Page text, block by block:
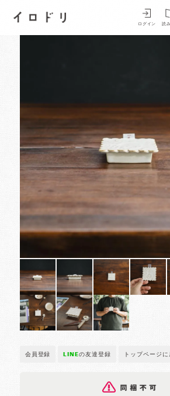
イロドリ
ログイン 読
会員登録 LINEの友達登録 トップページに